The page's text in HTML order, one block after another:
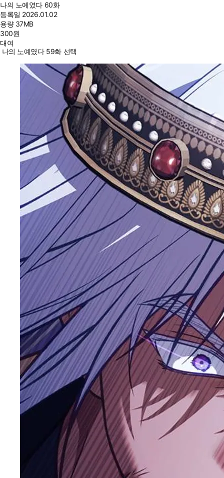
나의 노예였다 60화
등록일 2026.01.02
용량 37MB
300원
대여
나의 노예였다 59화 선택